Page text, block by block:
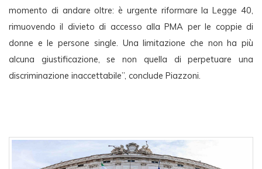
momento di andare oltre: è urgente riformare la Legge 40,
rimuovendo il divieto di accesso alla PMA per le coppie di
donne e le persone single. Una limitazione che non ha più
alcuna giustificazione, se non quella di perpetuare una
discriminazione inaccettabile”, conclude Piazzoni.